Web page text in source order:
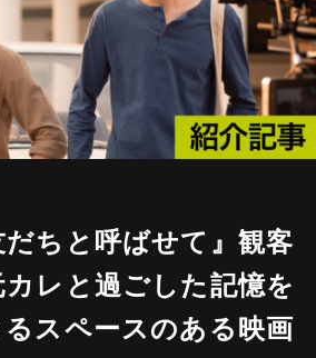
だちと呼ばせて』観客
レと過ごした記憶を
スペースのある映画